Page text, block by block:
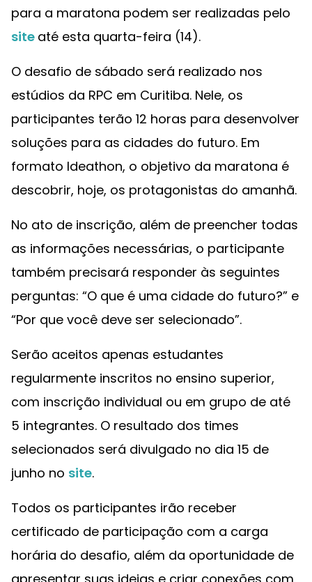
para a maratona podem ser realizadas pelo
site até esta quarta-feira (14).
O desafio de sábado será realizado nos
estúdios da RPC em Curitiba. Nele, os
participantes terão 12 horas para desenvolver
soluções para as cidades do futuro. Em
formato Ideathon, o objetivo da maratona é
descobrir, hoje, os protagonistas do amanhã.
No ato de inscrição, além de preencher todas
as informações necessárias, o participante
também precisará responder às seguintes
perguntas: “O que é uma cidade do futuro?” e
“Por que você deve ser selecionado”.
Serão aceitos apenas estudantes
regularmente inscritos no ensino superior,
com inscrição individual ou em grupo de até
5 integrantes. O resultado dos times
selecionados será divulgado no dia 15 de
junho no site.
Todos os participantes irão receber
certificado de participação com a carga
horária do desafio, além da oportunidade de